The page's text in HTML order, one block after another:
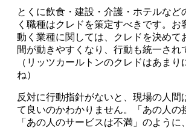
とくに飲食・建設・介護・ホテルなど
く職種はクレドを策定すべきです。お
動く業種に関しては、クレドを決めて
間が動きやすくなり、行動も統一され
（リッツカールトンのクレドはあまり
ね）
反対に行動指針がないと、現場の人間
て良いのかわかりません。「あの人の
「あの人のサービスは不満」のように